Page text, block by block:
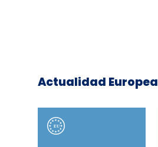
Actualidad Europea